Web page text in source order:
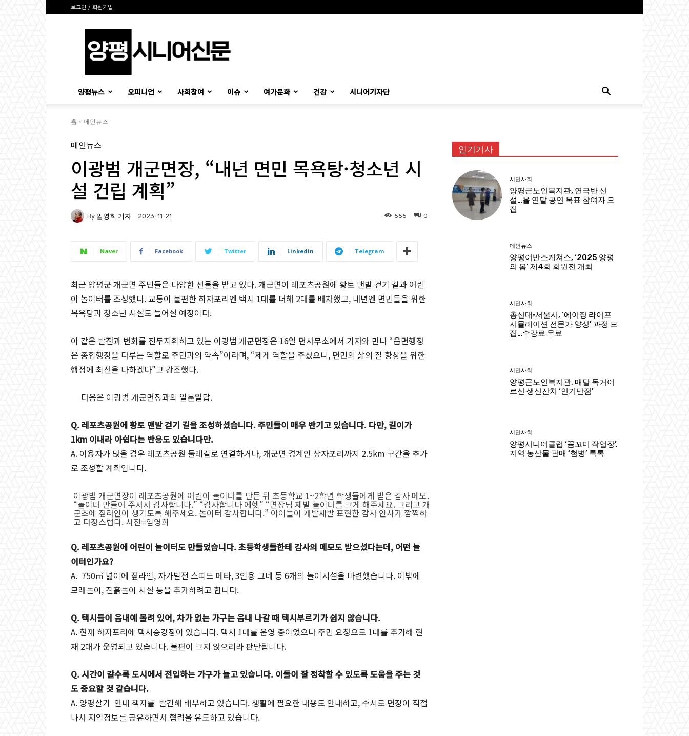
로그인 / 회원가입
시
양평뉴스 오피니언 사회참여 이슈 여가문화 건강 시니어기자단
홈 메인뉴스
메인뉴스
이광범 개군면장, “내년 면민 목욕탕·청소년 시
설 건립 계획”
By 임영희 기자 2023-11-21 0
555
Naver Facebook Twitter Linkedin Telegram
최근 양평군 개군면 주민들은 다양한 선물을 받고 있다. 개군면이 레포츠공원에 황토 맨발 걷기 길과 어린
이 놀이터를 조성했다. 교통이 불편한 하자포리엔 택시 1대를 더해 2대를 배차했고, 내년엔 면민들을 위한
목욕탕과 청소년 시설도 들어설 예정이다.
이 같은 발전과 변화를 진두지휘하고 있는 이광범 개군면장은 16일 면사무소에서 기자와 만나 “읍면행정
은 종합행정을 다루는 역할로 주민과의 약속”이라며, “제게 역할을 주셨으니, 면민의 삶의 질 향상을 위한
행정에 최선을 다하겠다”고 강조했다.
다음은 이광범 개군면장과의 일문일답.
Q. 레포츠공원에 황토 맨발 걷기 길을 조성하셨습니다. 주민들이 매우 반기고 있습니다. 다만, 길이가
1km 이내라 아쉽다는 반응도 있습니다만.
A. 이용자가 많을 경우 레포츠공원 둘레길로 연결하거나, 개군면 경계인 상자포리까지 2.5km 구간을 추가
로 조성할 계획입니다.
이광범 개군면장이 레포츠공원에 어린이 놀이터를 만든 뒤 초등학교 1~2학년 학생들에게 받은 감사 메모.
“놀이터 만들어 주셔서 감사합니다.” “감사합니다 에헷” “면장님 제발 놀이터를 크게 해주세요. 그리고 개
군초에 짚라인이 생기도록 해주세요. 놀이터 감사합니다.” 아이들이 개발새발 표현한 감사 인사가 깜찍하
고 다정스럽다. 사진=임영희
Q. 레포츠공원에 어린이 놀이터도 만들었습니다. 초등학생들한테 감사의 메모도 받으셨다는데, 어떤 놀
이터인가요?
A. 750㎡ 넓이에 짚라인, 자가발전 스피드 메타, 3인용 그네 등 6개의 놀이시설을 마련했습니다. 이밖에
모래놀이, 진흙놀이 시설 등을 추가하려고 합니다.
Q. 택시들이 읍내에 몰려 있어, 차가 없는 가구는 읍내 나갈 때 택시부르기가 쉽지 않습니다.
A. 현재 하자포리에 택시승강장이 있습니다. 택시 1대를 운영 중이었으나 주민 요청으로 1대를 추가해 현
재 2대가 운영되고 있습니다. 불편이 크지 않으리라 판단됩니다.
Q. 시간이 갈수록 도시에서 전입하는 가구가 늘고 있습니다. 이들이 잘 정착할 수 있도록 도움을 주는 것
도 중요할 것 같습니다.
A. 양평살기 안내 책자를 발간해 배부하고 있습니다. 생활에 필요한 내용도 안내하고, 수시로 면장이 직접
나서 지역정보를 공유하면서 협력을 유도하고 있습니다.
인기기사
시민사회
양평군노인복지관, 연극반 신
설…올 연말 공연 목표 참여자 모
집
메인뉴스
양평어반스케쳐스, ‘2025 양평
의 봄’ 제4회 회원전 개최
시민사회
총신대·서울시, ‘에이징 라이프
시뮬레이션 전문가 양성’ 과정 모
집…수강료 무료
시민사회
양평군노인복지관, 매달 독거어
르신 생신잔치 ‘인기만점’
시민사회
양평시니어클럽 ‘꼼꼬미 작업장’,
지역 농산물 판매 ‘첨병’ 톡톡